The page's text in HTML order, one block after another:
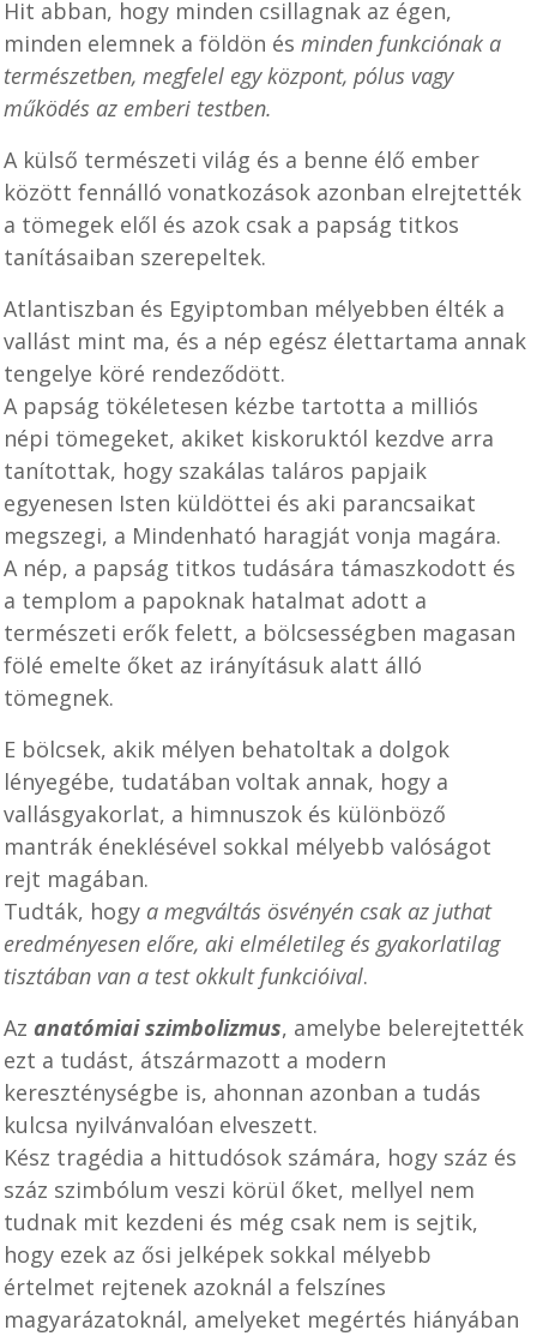
Hit abban, hogy minden csillagnak az égen,
minden elemnek a földön és minden funkciónak a
természetben, megfelel egy központ, pólus vagy
működés az emberi testben.
A külső természeti világ és a benne élő ember
között fennálló vonatkozások azonban elrejtették
a tömegek elől és azok csak a papság titkos
tanításaiban szerepeltek.
Atlantiszban és Egyiptomban mélyebben élték a
vallást mint ma, és a nép egész élettartama annak
tengelye köré rendeződött.
A papság tökéletesen kézbe tartotta a milliós
népi tömegeket, akiket kiskoruktól kezdve arra
tanítottak, hogy szakálas taláros papjaik
egyenesen Isten küldöttei és aki parancsaikat
megszegi, a Mindenható haragját vonja magára.
A nép, a papság titkos tudására támaszkodott és
a templom a papoknak hatalmat adott a
természeti erők felett, a bölcsességben magasan
fölé emelte őket az irányításuk alatt álló
tömegnek.
E bölcsek, akik mélyen behatoltak a dolgok
lényegébe, tudatában voltak annak, hogy a
vallásgyakorlat, a himnuszok és különböző
mantrák éneklésével sokkal mélyebb valóságot
rejt magában.
Tudták, hogy a megváltás ösvényén csak az juthat
eredményesen előre, aki elméletileg és gyakorlatilag
tisztában van a test okkult funkcióival.
Az anatómiai szimbolizmus, amelybe belerejtették
ezt a tudást, átszármazott a modern
kereszténységbe is, ahonnan azonban a tudás
kulcsa nyilvánvalóan elveszett.
Kész tragédia a hittudósok számára, hogy száz és
száz szimbólum veszi körül őket, mellyel nem
tudnak mit kezdeni és még csak nem is sejtik,
hogy ezek az ősi jelképek sokkal mélyebb
értelmet rejtenek azoknál a felszínes
magyarázatoknál, amelyeket megértés hiányában